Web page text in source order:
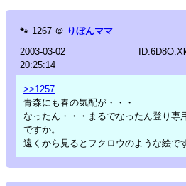
🐾 1267 ＠ りぼんママ
2003-03-02
20:25:14
>>1257
青森にも春の気配が・・・
なったん・・・まるでなったん登り専
ですか。
遠くから見るとフクロウのような絵で